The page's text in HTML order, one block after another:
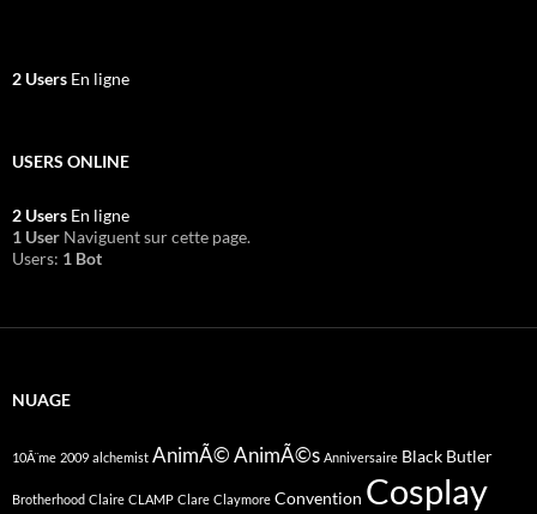
2 Users En ligne
USERS ONLINE
2 Users En ligne
1 User Naviguent sur cette page.
Users: 1 Bot
NUAGE
10Ã¨me 2009 alchemist AnimÃ© AnimÃ©s Anniversaire Black Butler
Brotherhood Claire CLAMP Clare Claymore Convention Cosplay